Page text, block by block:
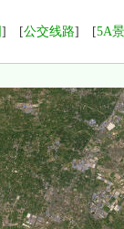
] [公交线路] [5A